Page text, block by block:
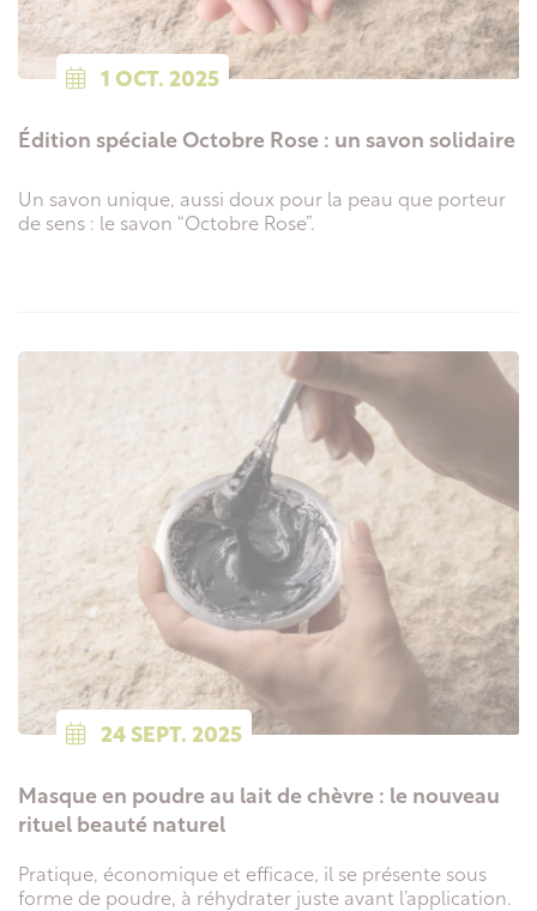
1 OCT. 2025
Édition spéciale Octobre Rose : un savon solidaire
Un savon unique, aussi doux pour la peau que porteur
de sens : le savon “Octobre Rose”.
24 SEPT. 2025
Masque en poudre au lait de chèvre : le nouveau
rituel beauté naturel
Pratique, économique et efficace, il se présente sous
forme de poudre, à réhydrater juste avant l’application.